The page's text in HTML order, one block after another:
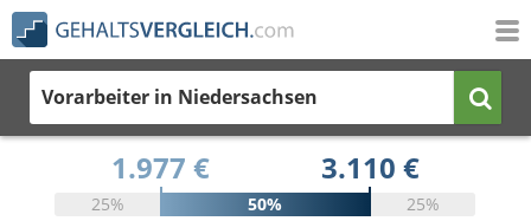
Vorarbeiter in Niedersachsen
1.977 € 3.110 €
25% 50% 25%